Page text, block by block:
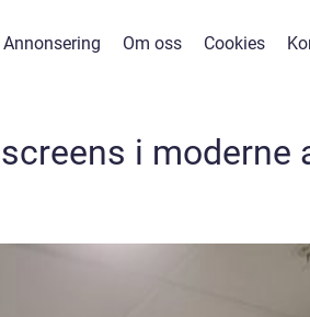
Annonsering Om oss Cookies
i moderne